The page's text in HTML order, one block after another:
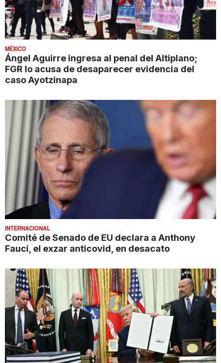
MÉXICO
Ángel Aguirre ingresa al penal del Altiplano;
FGR lo acusa de desaparecer evidencia del
caso Ayotzinapa
INTERNACIONAL
Comité de Senado de EU declara a Anthony
Fauci, el exzar anticovid, en desacato